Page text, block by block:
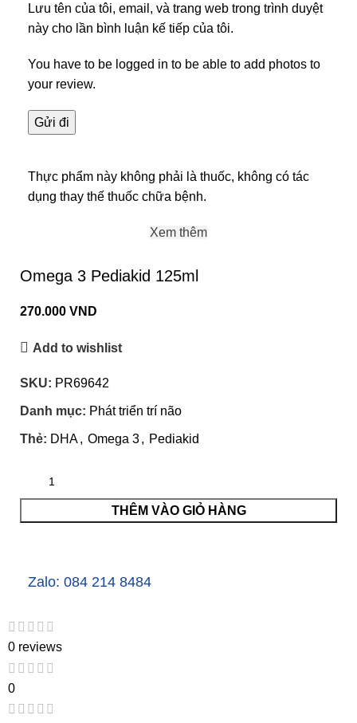
Lưu tên của tôi, email, và trang web trong trình duyệt
này cho lần bình luận kế tiếp của tôi.
You have to be logged in to be able to add photos to
your review.
Thực phẩm này không phải là thuốc, không có tác
dụng thay thế thuốc chữa bệnh.
Xem thêm
Omega 3 Pediakid 125ml
270.000 VND
Add to wishlist
SKU: PR69642
Danh mục: Phát triển trí não
Thẻ: DHA, Omega 3, Pediakid
THÊM VÀO GIỎ HÀNG
Zalo: 084 214 8484
0 reviews
0